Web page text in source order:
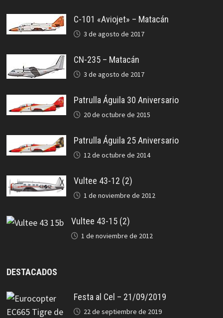
C-101 «Aviojet» – Matacán
3 de agosto de 2017
CN-235 – Matacán
3 de agosto de 2017
Patrulla Águila 30 Aniversario
20 de octubre de 2015
Patrulla Águila 25 Aniversario
12 de octubre de 2014
Vultee 43-12 (2)
1 de noviembre de 2012
Vultee 43-15 (2)
1 de noviembre de 2012
DESTACADOS
Festa al Cel – 21/09/2019
22 de septiembre de 2019